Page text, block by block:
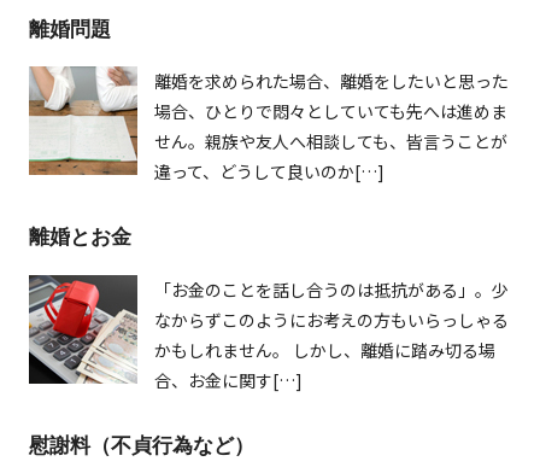
離婚問題
離婚を求められた場合、離婚をしたいと思った
場合、ひとりで悶々としていても先へは進めま
せん。親族や友人へ相談しても、皆言うことが
違って、どうして良いのか[…]
離婚とお金
「お金のことを話し合うのは抵抗がある」。少
なからずこのようにお考えの方もいらっしゃる
かもしれません。 しかし、離婚に踏み切る場
合、お金に関す[…]
慰謝料（不貞行為など）